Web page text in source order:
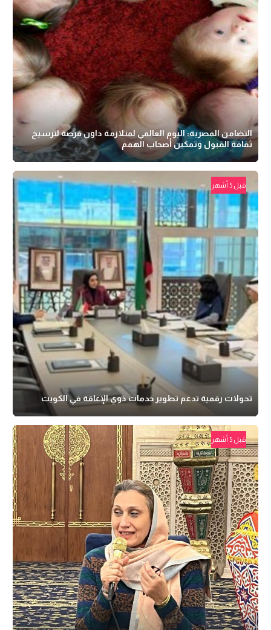
التضامن المصرية: اليوم العالمي لمتلازمة داون فرصة لترسيخ
ثقافة القبول وتمكين أصحاب الهمم
قبل 5 أشهر
تحولات رقمية تدعم تطوير خدمات ذوي الإعاقة في الكويت
قبل 5 أشهر